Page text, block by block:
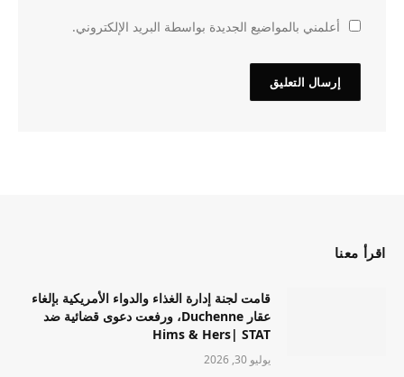
أعلمني بالمواضيع الجديدة بواسطة البريد الإلكتروني.
اقرأ معنا
قامت لجنة إدارة الغذاء والدواء الأمريكية بإلغاء
عقار Duchenne، ورفعت دعوى قضائية ضد
Hims & Hers| STAT
يوليو 30, 2026